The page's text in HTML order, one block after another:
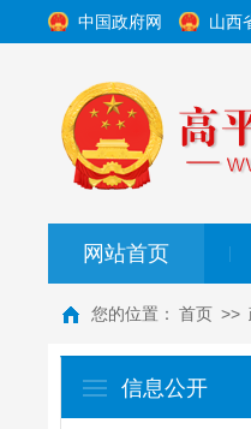
中国政府网 山西
网站首页
您的位置： 首页 >>
信息公开